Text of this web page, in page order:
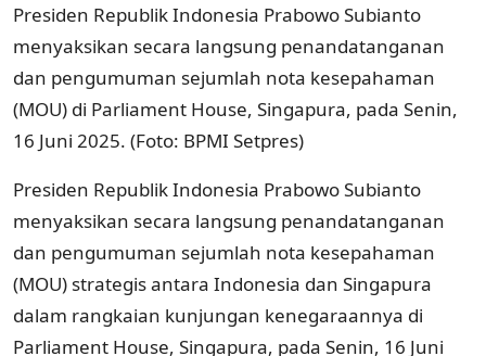
Presiden Republik Indonesia Prabowo Subianto
menyaksikan secara langsung penandatanganan
dan pengumuman sejumlah nota kesepahaman
(MOU) di Parliament House, Singapura, pada Senin,
16 Juni 2025. (Foto: BPMI Setpres)
Presiden Republik Indonesia Prabowo Subianto
menyaksikan secara langsung penandatanganan
dan pengumuman sejumlah nota kesepahaman
(MOU) strategis antara Indonesia dan Singapura
dalam rangkaian kunjungan kenegaraannya di
Parliament House, Singapura, pada Senin, 16 Juni